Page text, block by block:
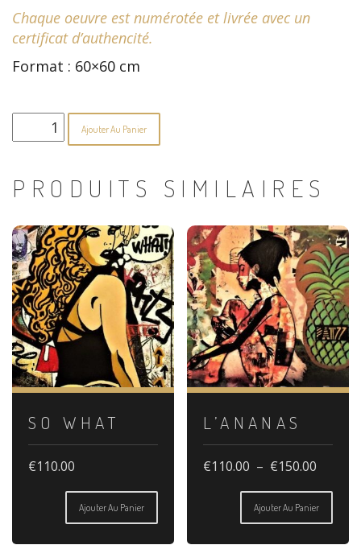
Chaque oeuvre est numérotée et livrée avec un
certificat d’authencité.
Format : 60×60 cm
quantité
de
parapluie
rouge
Ajouter Au Panier
PRODUITS SIMILAIRES
SO WHAT
€110.00
Ajouter Au Panier
L’ANANAS
€110.00 – €150.00
Ajouter Au Panier